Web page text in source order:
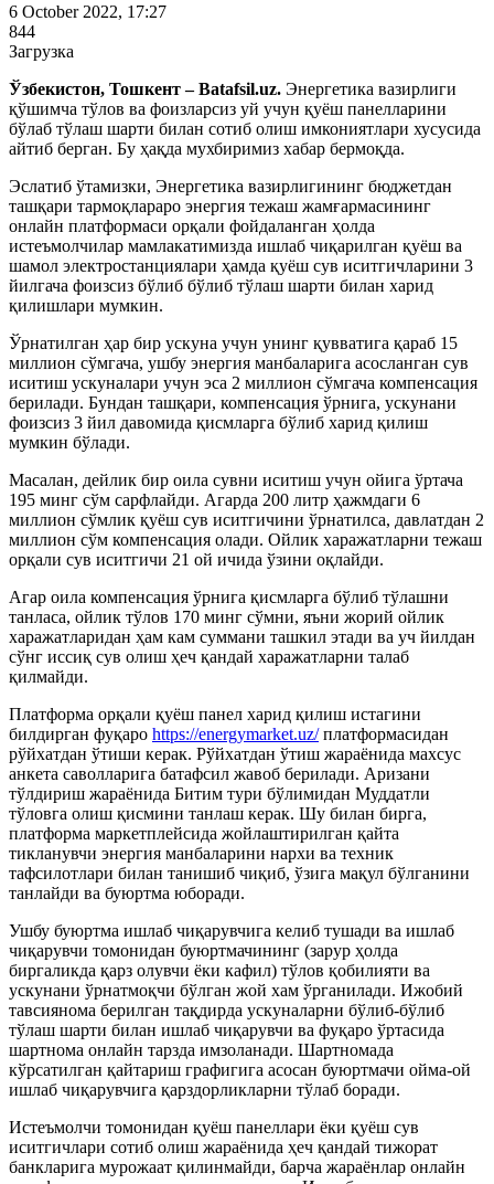
6 October 2022, 17:27
844
Загрузка
Ўзбекистон, Тошкент – Batafsil.uz. Энергетика вазирлиги
қўшимча тўлов ва фоизларсиз уй учун қуёш панелларини
бўлаб тўлаш шарти билан сотиб олиш имкониятлари хусусида
айтиб берган. Бу ҳақда мухбиримиз хабар бермоқда.
Эслатиб ўтамизки, Энергетика вазирлигининг бюджетдан
ташқари тармоқлараро энергия тежаш жамғармасининг
онлайн платформаси орқали фойдаланган ҳолда
истеъмолчилар мамлакатимизда ишлаб чиқарилган қуёш ва
шамол электростанциялари ҳамда қуёш сув иситгичларини 3
йилгача фоизсиз бўлиб бўлиб тўлаш шарти билан харид
қилишлари мумкин.
Ўрнатилган ҳар бир ускуна учун унинг қувватига қараб 15
миллион сўмгача, ушбу энергия манбаларига асосланган сув
иситиш ускуналари учун эса 2 миллион сўмгача компенсация
берилади. Бундан ташқари, компенсация ўрнига, ускунани
фоизсиз 3 йил давомида қисмларга бўлиб харид қилиш
мумкин бўлади.
Масалан, дейлик бир оила сувни иситиш учун ойига ўртача
195 минг сўм сарфлайди. Агарда 200 литр ҳажмдаги 6
миллион сўмлик қуёш сув иситгичини ўрнатилса, давлатдан 2
миллион сўм компенсация олади. Ойлик харажатларни тежаш
орқали сув иситгичи 21 ой ичида ўзини оқлайди.
Агар оила компенсация ўрнига қисмларга бўлиб тўлашни
танласа, ойлик тўлов 170 минг сўмни, яъни жорий ойлик
харажатларидан ҳам кам суммани ташкил этади ва уч йилдан
сўнг иссиқ сув олиш ҳеч қандай харажатларни талаб
қилмайди.
Платформа орқали қуёш панел харид қилиш истагини
билдирган фуқаро https://energymarket.uz/платформасидан
рўйхатдан ўтиши керак. Рўйхатдан ўтиш жараёнида махсус
анкета саволларига батафсил жавоб берилади. Aризани
тўлдириш жараёнида Битим тури бўлимидан Муддатли
тўловга олиш қисмини танлаш керак. Шу билан бирга,
платформа маркетплейсида жойлаштирилган қайта
тикланувчи энергия манбаларини нархи ва техник
тафсилотлари билан танишиб чиқиб, ўзига мақул бўлганини
танлайди ва буюртма юборади.
Ушбу буюртма ишлаб чиқарувчига келиб тушади ва ишлаб
чиқарувчи томонидан буюртмачининг (зарур ҳолда
биргаликда қарз олувчи ёки кафил) тўлов қобилияти ва
ускунани ўрнатмоқчи бўлган жой хам ўрганилади. Ижобий
тавсиянома берилган тақдирда ускуналарни бўлиб-бўлиб
тўлаш шарти билан ишлаб чиқарувчи ва фуқаро ўртасида
шартнома онлайн тарзда имзоланади. Шартномада
кўрсатилган қайтариш графигига асосан буюртмачи ойма-ой
ишлаб чиқарувчига қарздорликларни тўлаб боради.
Истеъмолчи томонидан қуёш панеллари ёки қуёш сув
иситгичлари сотиб олиш жараёнида ҳеч қандай тижорат
банкларига мурожаат қилинмайди, барча жараёнлар онлайн